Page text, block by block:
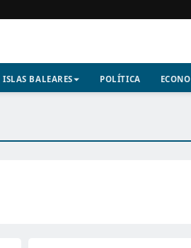
ISLAS BALEARES POLÍTICA